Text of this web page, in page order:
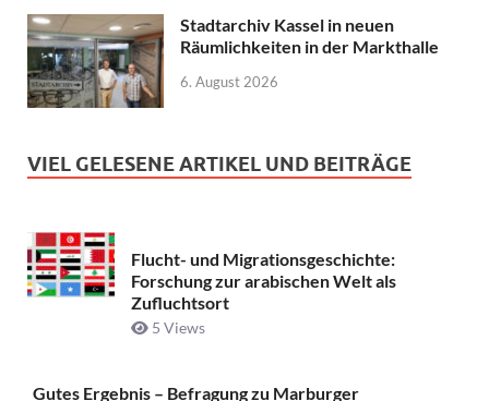
Stadtarchiv Kassel in neuen
Räumlichkeiten in der Markthalle
6. August 2026
VIEL GELESENE ARTIKEL UND BEITRÄGE
Flucht- und Migrationsgeschichte:
Forschung zur arabischen Welt als
Zufluchtsort
5 Views
Gutes Ergebnis – Befragung zu Marburger